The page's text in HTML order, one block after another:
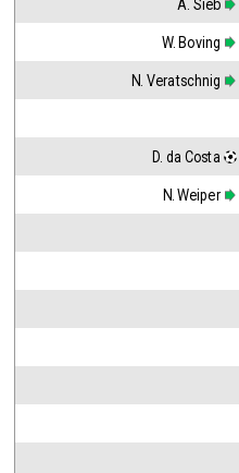
A. Sieb
W. Boving
N. Veratschnig
D. da Costa
N. Weiper